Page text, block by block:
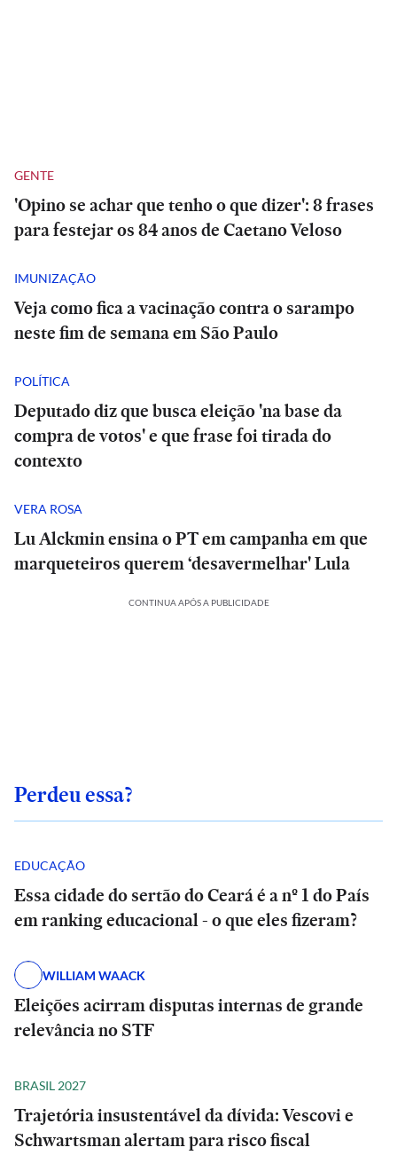
GENTE
'Opino se achar que tenho o que dizer': 8 frases
para festejar os 84 anos de Caetano Veloso
IMUNIZAÇÃO
Veja como fica a vacinação contra o sarampo
neste fim de semana em São Paulo
POLÍTICA
Deputado diz que busca eleição 'na base da
compra de votos' e que frase foi tirada do
contexto
VERA ROSA
Lu Alckmin ensina o PT em campanha em que
marqueteiros querem ‘desavermelhar' Lula
CONTINUA APÓS A PUBLICIDADE
Perdeu essa?
EDUCAÇÃO
Essa cidade do sertão do Ceará é a nº 1 do País
em ranking educacional - o que eles fizeram?
WILLIAM WAACK
Eleições acirram disputas internas de grande
relevância no STF
BRASIL 2027
Trajetória insustentável da dívida: Vescovi e
Schwartsman alertam para risco fiscal